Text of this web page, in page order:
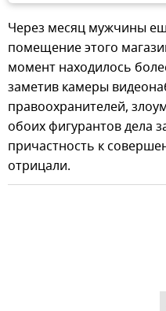
Через месяц мужчины
помещение этого
момент находилось
заметив камеры
правоохранителей,
обоих фигурантов дела
причастность к
отрицали.